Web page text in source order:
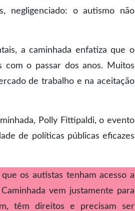
negligenciado: o autismo não
a caminhada enfatiza que o
o passar dos anos. Muitos
de trabalho e na aceitação
Polly Fittipaldi, o evento
de políticas públicas eficazes
os autistas tenham acesso a
vem justamente para
têm direitos e precisam ser